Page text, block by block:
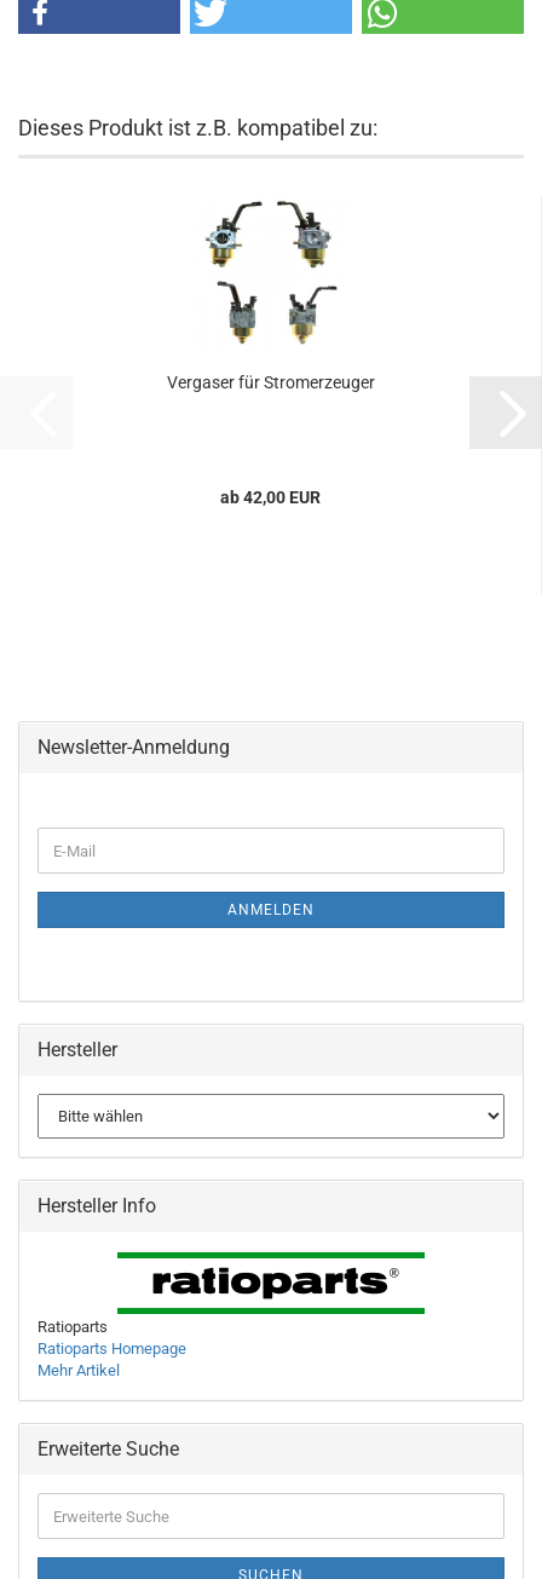
Dieses Produkt ist z.B. kompatibel zu:
Vergaser für Stromerzeuger
ab 42,00 EUR
Newsletter-Anmeldung
ZUR
E-
Mail
ANMELDEN
Hersteller
Hersteller Info
Ratioparts
Ratioparts Homepage
Mehr Artikel
Erweiterte Suche
Suche
SUCHEN